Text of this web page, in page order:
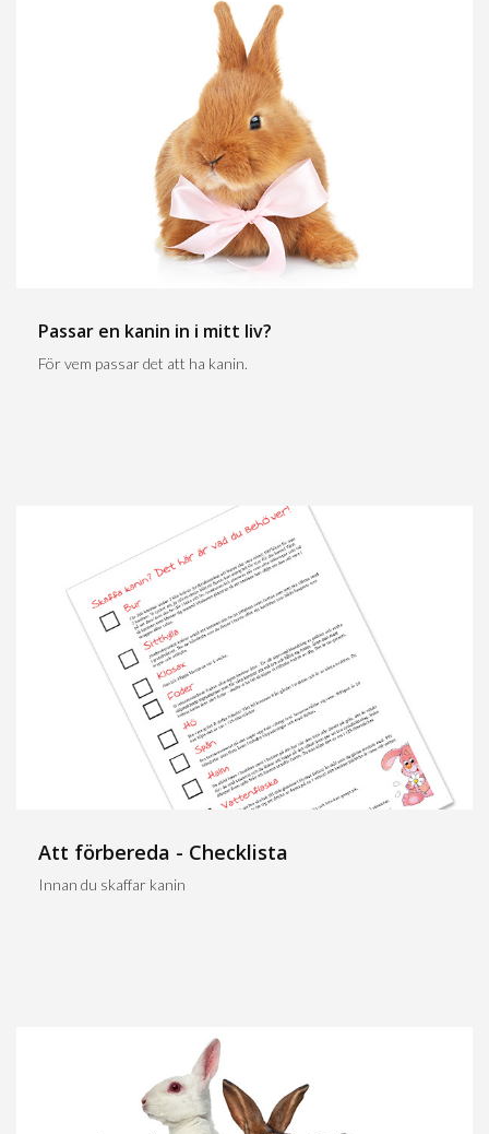
Passar en kanin in i mitt liv?
För vem passar det att ha kanin.
Att förbereda - Checklista
Innan du skaffar kanin